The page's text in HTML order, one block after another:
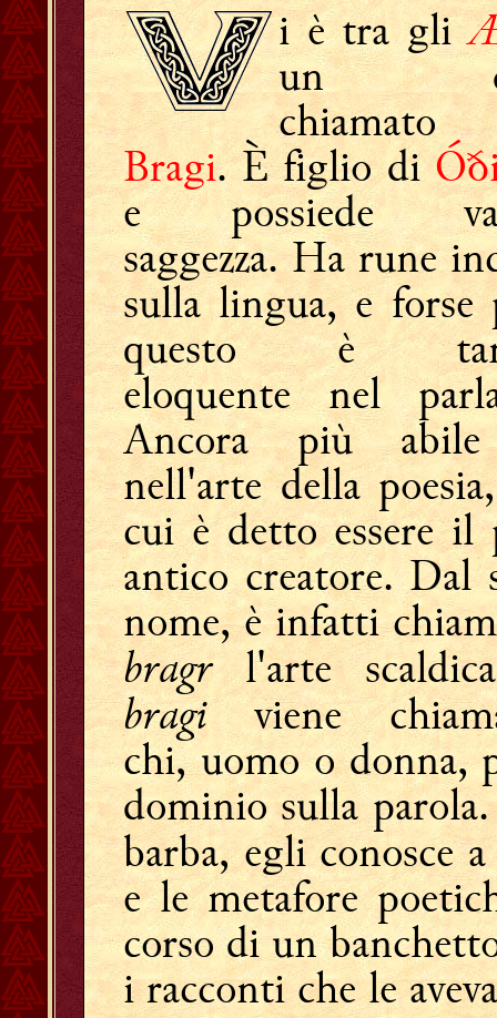
i è tra gli
un
chiamato
Bragi. È figlio di
e possiede
saggezza. Ha rune
sulla lingua, e forse
questo è
eloquente nel
Ancora più
nell'arte della
cui è detto essere il
antico creatore. Dal
nome, è infatti
bragrl'arte
bragiviene
chi, uomo o donna,
dominio sulla
barba, egli conosce
e le metafore
corso di un
i racconti che le